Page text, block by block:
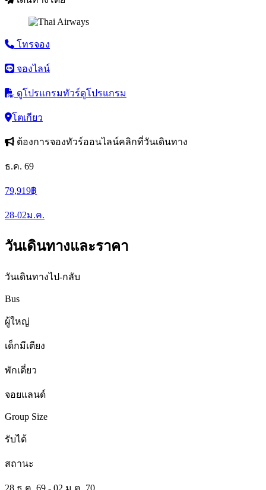
โทรจอง
จองไลน์
ดูโปรแกรมทัวร์ดูโปรแกรม
โตเกียว
ต้องการจองทัวร์ออนไลน์คลิกที่วันเดินทาง
ธ.ค. 69
79,919฿
28-02ม.ค.
วันเดินทางและราคา
วันเดินทางไป-กลับ
Bus
ผู้ใหญ่
เด็กมีเตียง
พักเดี่ยว
จอยแลนด์
Group Size
รับได้
สถานะ
28 ธ.ค. 69 - 02 ม.ค. 70